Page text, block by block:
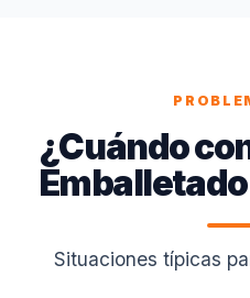
¿Cuándo
Situaciones típicas